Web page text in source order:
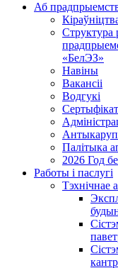
Аб
Структура
«БелЭЗ»
Навіны
Вакансіі
Водгукі
Палітыка
2026 Год
Работы і паслугі
Тэхнічнае